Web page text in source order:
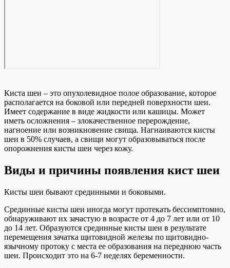
Киста шеи – это опухолевидное полое образование, которое
располагается на боковой или передней поверхности шеи.
Имеет содержание в виде жидкости или кашицы. Может
иметь осложнения – злокачественное перерождение,
нагноение или возникновение свища. Нагнаиваются кисты
шеи в 50% случаев, а свищи могут образовываться после
опорожнения кисты шеи через кожу.
Виды и причины появления кист шеи
Кисты шеи бывают срединными и боковыми.
Срединные кисты шеи иногда могут протекать бессимптомно,
обнаруживают их зачастую в возрасте от 4 до 7 лет или от 10
до 14 лет. Образуются срединные кисты шеи в результате
перемещения зачатка щитовидной железы по щитовидно-
язычному протоку с места ее образования на переднюю часть
шеи. Происходит это на 6-7 неделях беременности.